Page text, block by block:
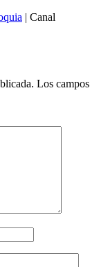
| Canal
Los campos